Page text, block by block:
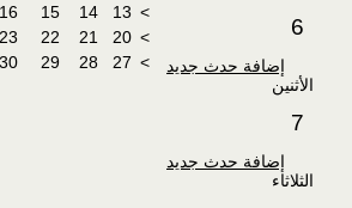
6
إضافة حدث جديد
الأثنين
7
إضافة حدث جديد
الثلاثاء
>
13
14
15
16
>
20
21
22
23
>
27
28
29
30